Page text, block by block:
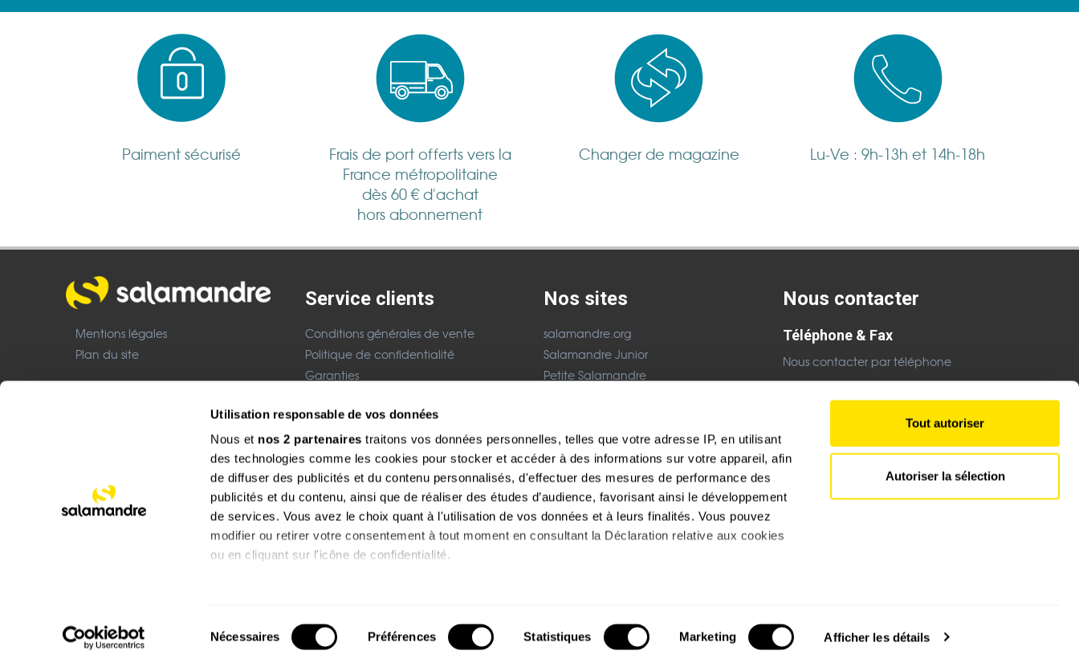
Utilisation responsable de vos données
Nous et nos 2 partenaires traitons vos données personnelles, telles que votre adresse IP, en utilisant
des technologies comme les cookies pour stocker et accéder à des informations sur votre appareil, afin
de diffuser des publicités et du contenu personnalisés, d'effectuer des mesures de performance des
publicités et du contenu, ainsi que de réaliser des études d’audience, favorisant ainsi le développement
de services. Vous avez le choix quant à l'utilisation de vos données et à leurs finalités. Vous pouvez
modifier ou retirer votre consentement à tout moment en consultant la Déclaration relative aux cookies
ou en cliquant sur l'icône de confidentialité.
mètres près
Identifier votre appareil en l'analysant activement pour en relever les caractéristiques spécifiques
du
Nécessaires Préférences Statistiques Marketing Afficher les détails
Tout autoriser
Autoriser la sélection
Paiment sécurisé
Frais de port offerts vers la
France métropolitaine
dès 60 € d'achat
hors abonnement
Changer de magazine Lu-Ve : 9h-13h et 14h-18h
Mentions légales
Plan du site
Boutique CHF
Site réalisé avec le soutien de :
Service clients
Conditions générales de vente
Politique de confidentialité
Garanties
Mentions légales
Nos sites
salamandre.org
Salamandre Junior
Petite Salamandre
Paiement sécurisés
Nous contacter
Téléphone & Fax
Nous contacter par téléphone
Nous contacter par email
livres, films et magazines pour les passionnés, adultes et enfants.
© 2017 - Salamandre Groupe Tous droits réservés